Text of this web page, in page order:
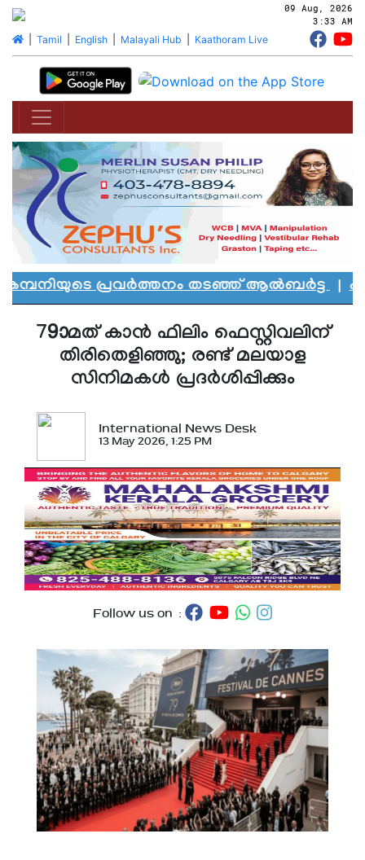
09 Aug, 2026
3:33 AM
| Tamil English| Malayali Hub Kaathoram Live
പ്രവർത്തനം തടഞ്ഞ് ആൽബർട്ട|
79ാമത് കാന്‍ ഫിലിം ഫെസ്റ്റിവലിന്
തിരിതെളിഞ്ഞു; രണ്ട് മലയാള
സിനിമകള്‍ പ്രദര്‍ശിപ്പിക്കും
International News Desk
13 May 2026, 1:25 PM
Follow us on :